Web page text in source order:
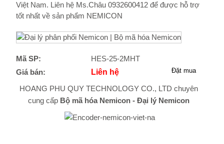
Việt Nam. Liên hệ Ms.Châu 0932600412 để được hỗ trợ
tốt nhất về sản phẩm NEMICON
Mã SP:
HES-25-2MHT
Giá bán:
Liên hệ
HOANG PHU QUY TECHNOLOGY CO., LTD chuyên
cung cấp Bộ mã hóa Nemicon- Đại lý Nemicon